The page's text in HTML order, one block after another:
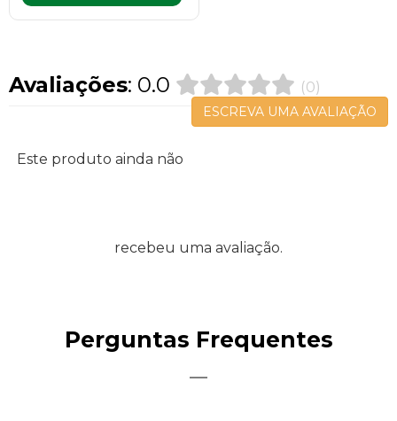
Avaliações: 0.0 (0)
ESCREVA UMA AVALIAÇÃO
Este produto ainda não
recebeu uma avaliação.
Perguntas Frequentes